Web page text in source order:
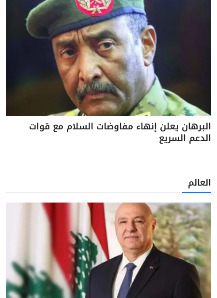
البرهان يعلن إنهاء مفاوضات السلام مع قوات
الدعم السريع
العالم